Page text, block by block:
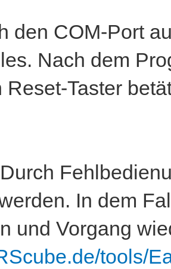
den COM-Port
Nach dem
Reset-Taster
In dem
und Vorgang
tools/